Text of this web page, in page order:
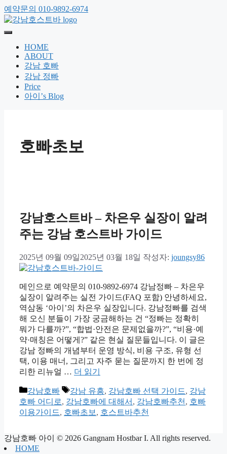
예약문의 010-9892-6974
HOME
ABOUT
강남 호빠
강남 정빠
Price
아이’s Blog
호빠초보
강남호스트바 – 차은우 실장이 알려
주는 강남 호스트바 가이드
2025년 09월 09일2025년 03월 18일 작성자: joungsy86
메인으로 예약문의 010-9892-6974 강남정빠 – 차은우
실장이 알려주는 실전 가이드(FAQ 포함) 안녕하세요,
역삼동 ‘아이’의 차은우 실장입니다. 강남정빠를 검색
해 오신 분들이 가장 궁금해하는 건 “정빠는 정확히
뭐가 다를까?”, “합법·안전은 문제없을까?”, “비용·예
약·매칭은 어떻게?” 같은 현실 질문들입니다. 이 글은
강남 정빠의 개념부터 운영 방식, 비용 구조, 유형 선
택, 이용 매너, 그리고 자주 묻는 질문까지 한 번에 정
리한 리뉴얼 … 더 읽기
카
테
고
강남호빠
태
그
강남 유흥, 강남호빠 선택 가이드, 강남
호빠 어디로, 강남호빠에 대해서 , 강남호빠추천 , 호빠
이용가이드, 호빠초보 , 호스트바추천
강남호빠 아이
© 2026 Gangnam Hostbar I. All rights reserved.
HOME